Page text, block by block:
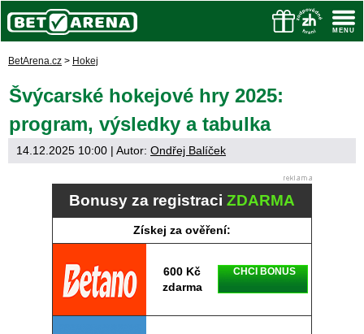
BetArena.cz > Hokej
Švýcarské hokejové hry 2025:
program, výsledky a tabulka
14.12.2025 10:00 | Autor: Ondřej Balíček
Bonusy za registraci ZDARMA
Získej za ověření:
600 Kč
zdarma
CHCI BONUS